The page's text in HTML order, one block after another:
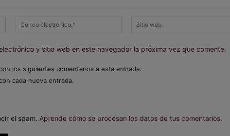
Nombre:*
Correo
y sitio web en este navegador la próxima vez que comente.
los siguientes comentarios a esta entrada.
cada nueva entrada.
el spam. Aprende cómo se procesan los datos de tus comentarios.